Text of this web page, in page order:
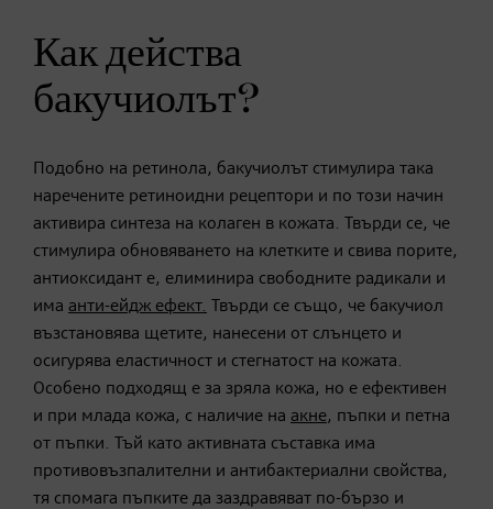
Как действа
бакучиолът?
Подобно на ретинола, бакучиолът стимулира така
наречените ретиноидни рецептори и по този начин
активира синтеза на колаген в кожата. Твърди се, че
стимулира обновяването на клетките и свива порите,
антиоксидант е, елиминира свободните радикали и
има анти-ейдж ефект. Твърди се също, че бакучиол
възстановява щетите, нанесени от слънцето и
осигурява еластичност и стегнатост на кожата.
Особено подходящ е за зряла кожа, но е ефективен
и при млада кожа, с наличие на акне, пъпки и петна
от пъпки. Тъй като активната съставка има
противовъзпалителни и антибактериални свойства,
тя спомага пъпките да заздравяват по-бързо и